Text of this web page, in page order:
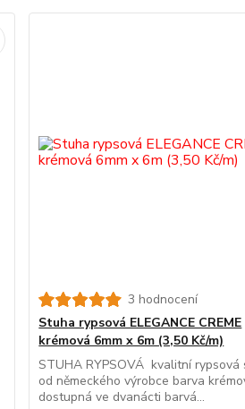
3 hodnocení
Stuha rypsová ELEGANCE CREME
krémová 6mm x 6m (3,50 Kč/m)
STUHA RYPSOVÁ kvalitní rypsová
od německého výrobce barva
dostupná ve dvanácti barvá...